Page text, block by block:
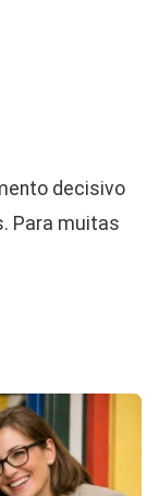
decisivo
Para muitas